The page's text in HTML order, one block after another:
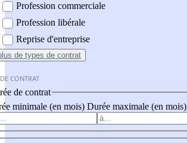
Profession commerciale
Profession libérale
Reprise d'entreprise
de types de contrat
CONTRAT
de contrat
minimale (en mois) Durée maximale (en mois)